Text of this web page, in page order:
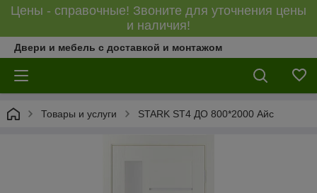
Цены - справочные! Звоните для уточнения цены
и наличия!
Двери и мебель с доставкой и монтажом
Товары и услуги STARK ST4 ДО 800*2000 Айс